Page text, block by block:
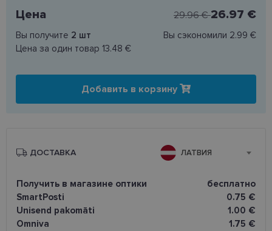
Цена 29.96 €26.97 €
Вы получите 2 шт
Цена за один товар 13.48 €
Вы сэкономили 2.99 €
Добавить в корзину
ДОСТАВКА ЛАТВИЯ
Получить в магазине оптики
бесплатно
SmartPosti
0.75 €
Unisend pakomāti
1.00 €
Omniva
1.75 €